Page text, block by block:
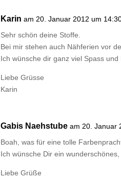
Karin am 20. Januar 2012 um
Sehr schön deine Stoffe.
Bei mir stehen auch Nähferien vor
Ich wünsche dir ganz viel Spass
Liebe Grüsse
Karin
Gabis Naehstube am 20. Januar
Boah, was für eine tolle
Ich wünsche Dir ein
Liebe Grüße